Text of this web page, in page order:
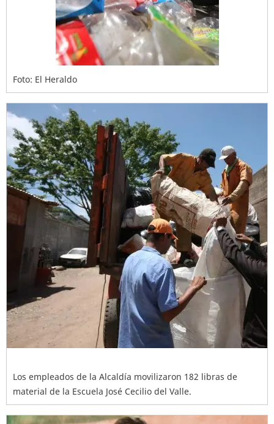
Foto: El Heraldo
Los empleados de la Alcaldía movilizaron 182 libras de
material de la Escuela José Cecilio del Valle.